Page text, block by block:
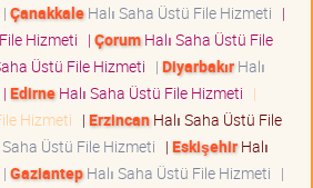
| ÇanakkaleHalı Saha Üstü File Hizmeti |
Hizmeti | ÇorumHalı Saha Üstü File
Üstü File Hizmeti | DiyarbakırHalı
| EdirneHalı Saha Üstü File Hizmeti |
Hizmeti | ErzincanHalı Saha Üstü File
Üstü File Hizmeti | EskişehirHalı
| GaziantepHalı Saha Üstü File Hizmeti |